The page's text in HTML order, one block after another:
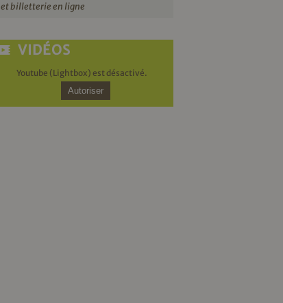
et billetterie en ligne
VIDÉOS
Youtube (Lightbox) est désactivé.
Autoriser